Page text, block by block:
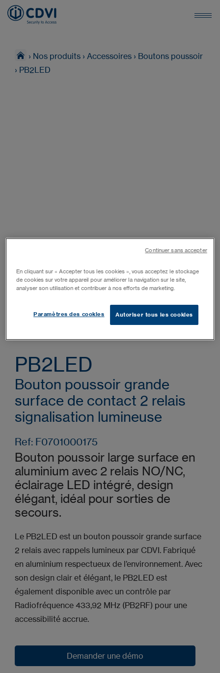
› Nos produits › Accessoires › Boutons poussoir
› PB2LED
PB2LED
Bouton poussoir grande
surface de contact 2 relais
signalisation lumineuse
Ref: F0701000175
Bouton poussoir large surface en
aluminium avec 2 relais NO/NC,
éclairage LED intégré, design
élégant, idéal pour sorties de
secours.
Le PB2LED est un bouton poussoir grande surface
2 relais avec rappels lumineux par CDVI. Fabriqué
en aluminium respectueux de l’environnement. Avec
son design clair et élégant, le PB2LED est
également disponible avec un contrôle par
Radiofréquence 433,92 MHz (PB2RF) pour une
accessibilité accrue.
Demander une démo
En cliquant sur « Accepter tous les cookies », vous acceptez le stockage
de cookies sur votre appareil pour améliorer la navigation sur le site,
analyser son utilisation et contribuer à nos efforts de marketing.
Autoriser tous les cookies
Paramètres des cookies
Continuer sans accepter